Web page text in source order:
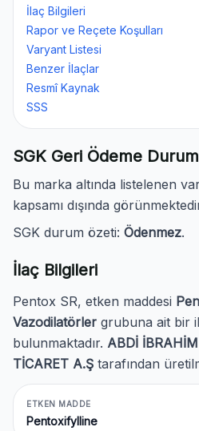
İlaç Bilgileri
Rapor ve Reçete Koşulları
Varyant Listesi
Benzer İlaçlar
Resmî Kaynak
SSS
SGK Geri Ödeme
Bu marka altında listelenen
kapsamı dışında
SGK durum özeti: Ödenmez.
İlaç Bilgileri
Pentox SR, etken maddesi
Vazodilatörler grubuna ait bir
bulunmaktadır. ABDİ
TİCARET A.Ş tarafından
ETKEN MADDE
Pentoxifylline